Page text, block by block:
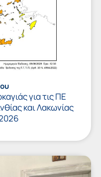
για τις ΠΕ
και Λακωνίας